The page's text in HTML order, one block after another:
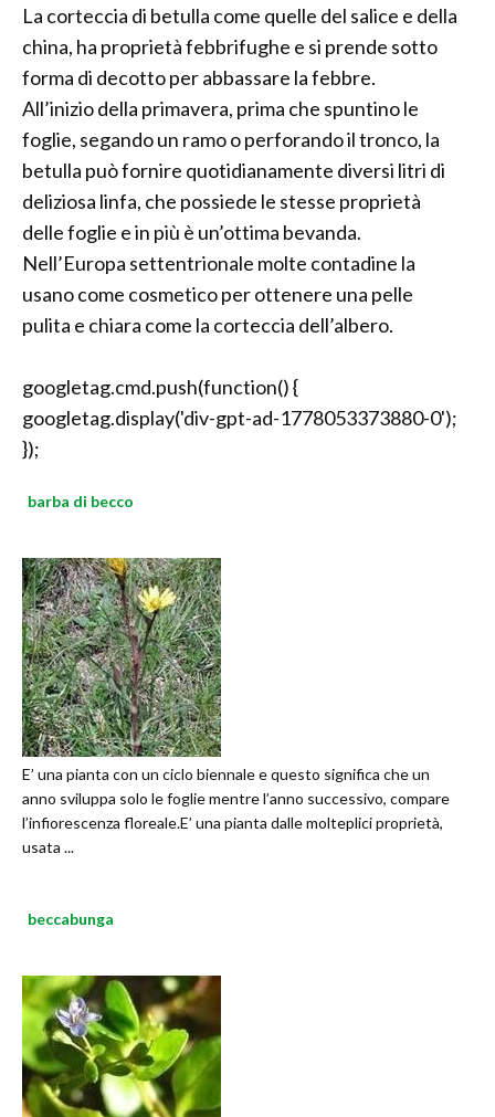
La corteccia di betulla come quelle del salice e della
china, ha proprietà febbrifughe e si prende sotto
forma di decotto per abbassare la febbre.
All’inizio della primavera, prima che spuntino le
foglie, segando un ramo o perforando il tronco, la
betulla può fornire quotidianamente diversi litri di
deliziosa linfa, che possiede le stesse proprietà
delle foglie e in più è un’ottima bevanda.
Nell’Europa settentrionale molte contadine la
usano come cosmetico per ottenere una pelle
pulita e chiara come la corteccia dell’albero.
googletag.cmd.push(function() {
googletag.display('div-gpt-ad-1778053373880-0');
});
barba di becco
E’ una pianta con un ciclo biennale e questo significa che un
anno sviluppa solo le foglie mentre l’anno successivo, compare
l’infiorescenza floreale.E’ una pianta dalle molteplici proprietà,
usata ...
beccabunga